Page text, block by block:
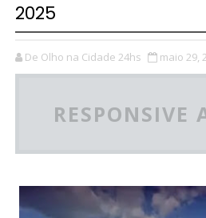
2025
De Olho na Cidade 24hs maio 29,
RESPONSIVE